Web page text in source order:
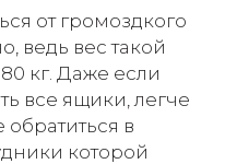
от громоздкого
ведь вес такой
кг. Даже если
все ящики, легче
обратиться в
которой